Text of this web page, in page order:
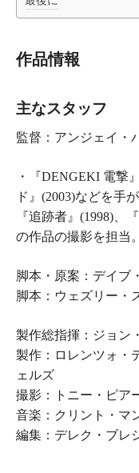
作品情報
主なスタッフ
監督： アンジェイ・
・『DENGEKI 電撃
ド 』(2003)などを手
『追跡者 』(1998)、『
の作品の撮影を担当。
脚本・原案：デイブ
脚本：ウェズリー・
製作総指揮：ジョン
製作：ロレンツォ・
ェルズ
撮影：トニー・ピア
音楽：クリント・マ
編集：デレク・ブレ